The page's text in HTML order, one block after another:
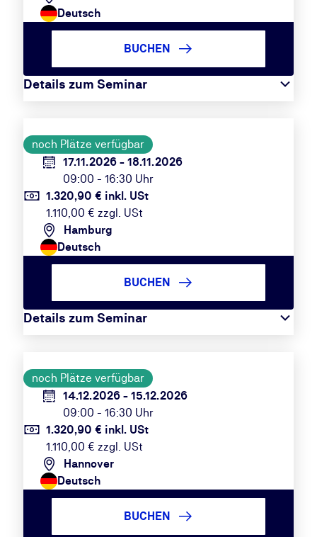
Deutsch
Details zum Seminar
BUCHEN
noch Plätze verfügbar
17.11.2026 - 18.11.2026
09:00 - 16:30 Uhr
1.320,90 € inkl. USt
1.110,00 € zzgl. USt
Hamburg
Deutsch
Details zum Seminar
BUCHEN
noch Plätze verfügbar
14.12.2026 - 15.12.2026
09:00 - 16:30 Uhr
1.320,90 € inkl. USt
1.110,00 € zzgl. USt
Hannover
Deutsch
BUCHEN